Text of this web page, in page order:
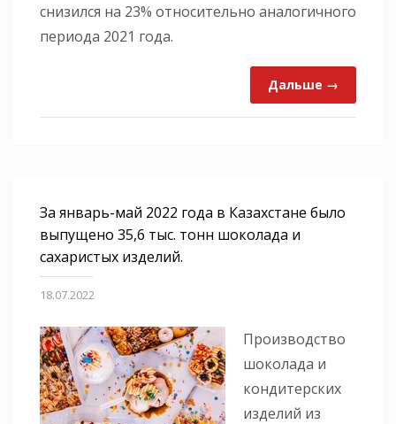
снизился на 23% относительно аналогичного
периода 2021 года.
Дальше →
За январь-май 2022 года в Казахстане было
выпущено 35,6 тыс. тонн шоколада и
сахаристых изделий.
18.07.2022
Производство
шоколада и
кондитерских
изделий из